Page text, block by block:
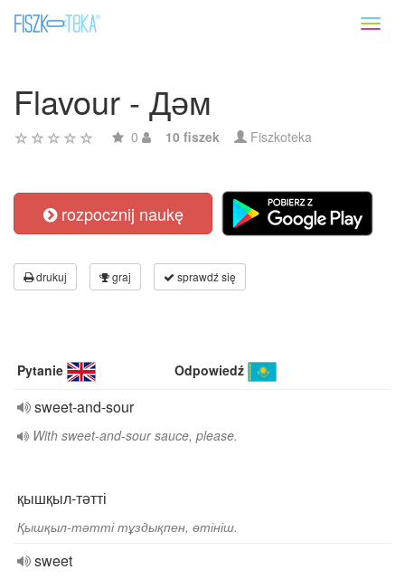
Flavour - Дәм
0 10 fiszek Fiszkoteka
rozpocznij naukę
drukuj graj sprawdź się
Pytanie Odpowiedź
sweet-and-sour
With sweet-and-sour sauce, please.
қышқыл-тәтті
Қышқыл-тәтті тұздықпен, өтініш.
sweet